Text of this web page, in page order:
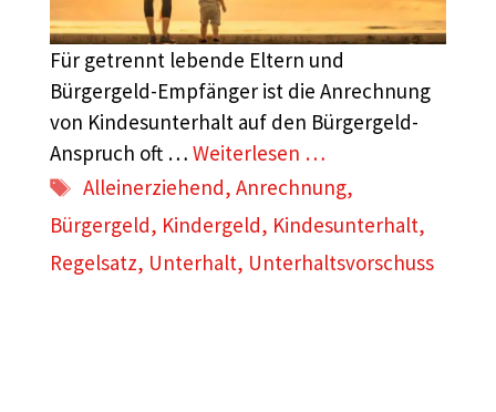
Für getrennt lebende Eltern und
Bürgergeld-Empfänger ist die Anrechnung
von Kindesunterhalt auf den Bürgergeld-
Anspruch oft … Weiterlesen …
Schlagwörter
Alleinerziehend,Anrechnung,
Bürgergeld, Kindergeld, Kindesunterhalt,
Regelsatz, Unterhalt, Unterhaltsvorschuss